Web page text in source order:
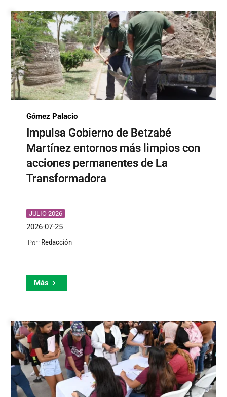
Gómez Palacio
Impulsa Gobierno de Betzabé
Martínez entornos más limpios con
acciones permanentes de La
Transformadora
JULIO 2026
2026-07-25
Por: Redacción
Más